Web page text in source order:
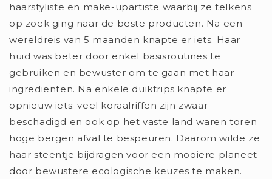
haarstyliste en make-upartiste waarbij ze telkens
op zoek ging naar de beste producten. Na een
wereldreis van 5 maanden knapte er iets. Haar
huid was beter door enkel basisroutines te
gebruiken en bewuster om te gaan met haar
ingrediënten. Na enkele duiktrips knapte er
opnieuw iets: veel koraalriffen zijn zwaar
beschadigd en ook op het vaste land waren toren
hoge bergen afval te bespeuren. Daarom wilde ze
haar steentje bijdragen voor een mooiere planeet
door bewustere ecologische keuzes te maken.